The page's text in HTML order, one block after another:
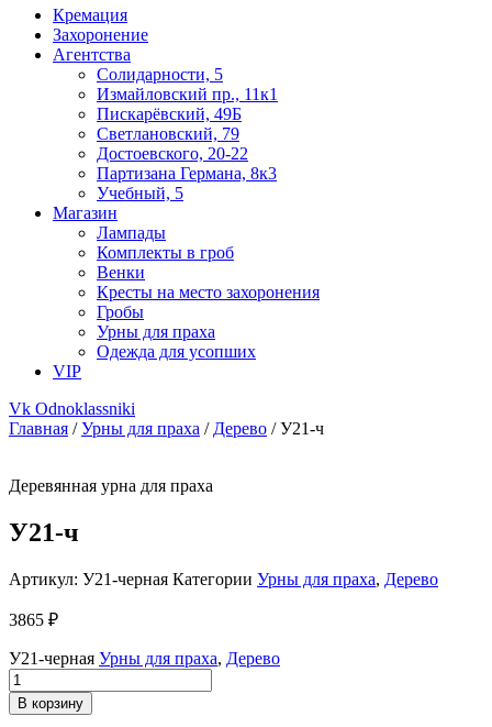
Кремация
Захоронение
Агентства
Солидарности, 5
Измайловский пр., 11к1
Пискарёвский, 49Б
Светлановский, 79
Достоевского, 20-22
Партизана Германа, 8к3
Учебный, 5
Магазин
Лампады
Комплекты в гроб
Венки
Кресты на место захоронения
Гробы
Урны для праха
Одежда для усопших
VIP
Vk Odnoklassniki
Главная /Урны для праха / Дерево / У21-ч
Деревянная урна для праха
У21-ч
Артикул: У21-черная Категории Урны для праха, Дерево
3865 ₽
У21-черная Урны для праха, Дерево
Количество
товара
У21-
В корзину